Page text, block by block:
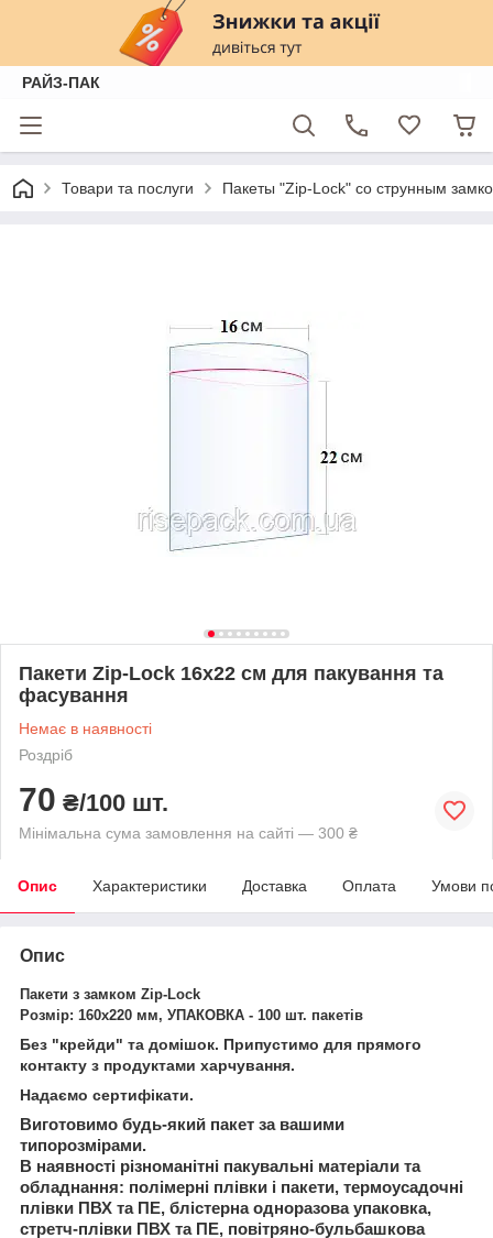
РАЙЗ-ПАК
Товари та послуги Пакеты "Zip-Lock" со струнным
Пакети Zip-Lock 16х22 см для пакування та
фасування
Немає в наявності
Роздріб
70 ₴/100 шт.
Мінімальна сума замовлення на сайті — 300 ₴
Опис Характеристики Доставка Оплата Умови
Опис
Пакети з замком Zip-Lock
Розмір: 160х220 мм, УПАКОВКА - 100 шт. пакетів
Без "крейди" та домішок. Припустимо для прямого
контакту з продуктами харчування.
Надаємо сертифікати.
Виготовимо будь-який пакет за вашими
типорозмірами.
В наявності різноманітні пакувальні матеріали та
обладнання: полімерні плівки і пакети, термоусадочні
плівки ПВХ та ПЕ, блістерна одноразова упаковка,
стретч-плівки ПВХ та ПЕ, повітряно-бульбашкова